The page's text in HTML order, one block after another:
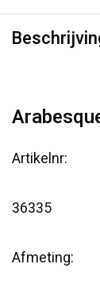
Artikelnr:
36335
Afmeting: